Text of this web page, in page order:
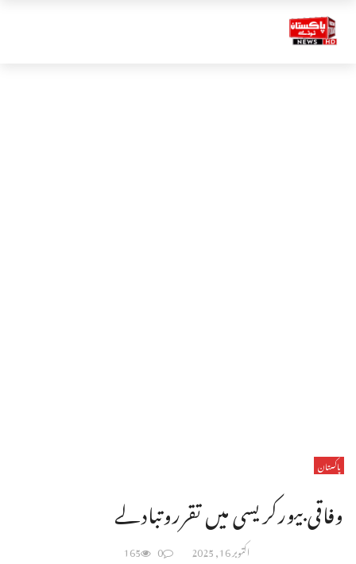
پاکستان
وفاقی بیورکریسی میں تقرروتبادلے
اکتوبر 16, 2025 0
165